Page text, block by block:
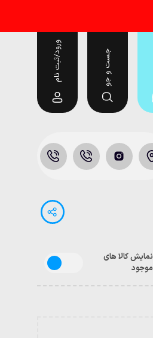
جست و جو ورود/ثبت نام
نمایش کالا های
موجود